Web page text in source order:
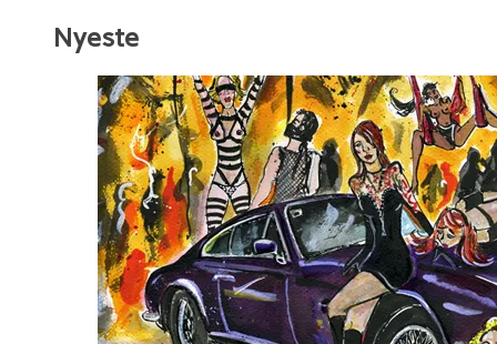
Nyeste